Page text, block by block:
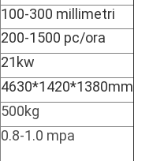
100-300 millimetri
200-1500 pc/ora
21kw
4630*1420*1380mm
500kg
0.8-1.0 mpa